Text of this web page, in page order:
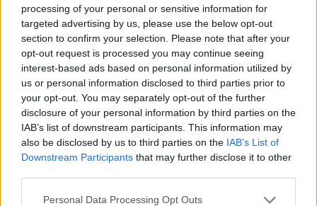
processing of your personal or sensitive information for
targeted advertising by us, please use the below opt-out
section to confirm your selection. Please note that after your
opt-out request is processed you may continue seeing
interest-based ads based on personal information utilized by
us or personal information disclosed to third parties prior to
your opt-out. You may separately opt-out of the further
disclosure of your personal information by third parties on the
IAB’s list of downstream participants. This information may
also be disclosed by us to third parties on the IAB’s List of
Downstream Participants that may further disclose it to other
Please note that this website/app uses one or more Google
Personal Data Processing Opt Outs